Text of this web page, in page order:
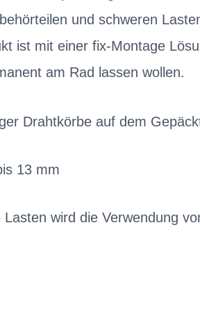
und schweren
ist mit einer fix-Montage
am Rad lassen wollen.
Drahtkörbe auf dem
13 mm
wird die Verwendung